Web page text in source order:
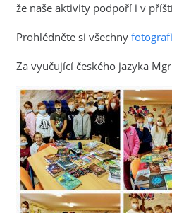
že naše aktivity podpoří i v
Prohlédněte si všechny
Za vyučující českého jazyka